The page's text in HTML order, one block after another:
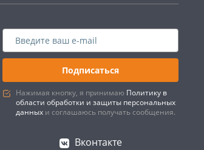
Подписаться
Нажимая кнопку, я принимаю Политику в
области обработки и защиты персональных
данных и соглашаюсь получать сообщения.
Вконтакте